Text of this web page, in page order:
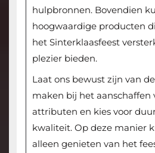
hulpbronnen. Bovendien
hoogwaardige producten
het Sinterklaasfeest
plezier bieden.
Laat ons bewust zijn van
maken bij het aanschaffen
attributen en kies voor
kwaliteit. Op deze manier
alleen genieten van het